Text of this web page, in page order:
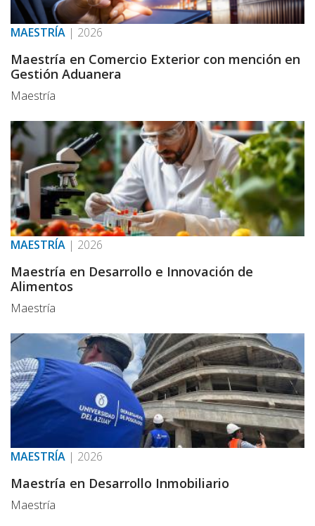
MAESTRÍA | 2026
Maestría en Comercio Exterior con mención en
Gestión Aduanera
Maestría
MAESTRÍA | 2026
Maestría en Desarrollo e Innovación de
Alimentos
Maestría
MAESTRÍA | 2026
Maestría en Desarrollo Inmobiliario
Maestría